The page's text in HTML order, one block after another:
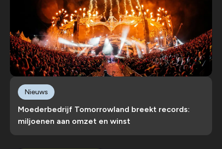
Moederbedrijf Tomorrowland breekt records:
miljoenen aan omzet en winst
Nieuws